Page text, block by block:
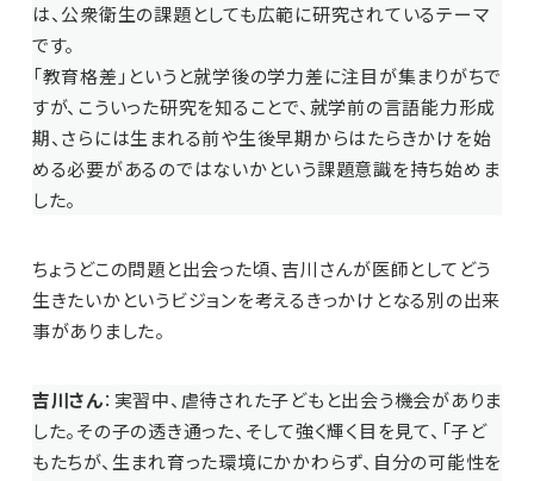
は、公衆衛生の課題としても広範に研究されているテーマ
です。
「教育格差」というと就学後の学力差に注目が集まりがちで
すが、こういった研究を知ることで、就学前の言語能力形成
期、さらには生まれる前や生後早期からはたらきかけを始
める必要があるのではないかという課題意識を持ち始めま
した。
ちょうどこの問題と出会った頃、吉川さんが医師としてどう
生きたいかというビジョンを考えるきっかけとなる別の出来
事がありました。
吉川さん：実習中、虐待された子どもと出会う機会がありま
した。その子の透き通った、そして強く輝く目を見て、「子ど
もたちが、生まれ育った環境にかかわらず、自分の可能性を